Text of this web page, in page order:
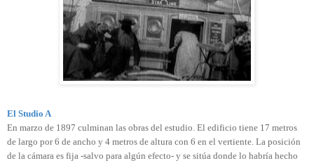
El Studio A
En marzo de 1897 culminan las obras del estudio. El edificio tiene 17 metros
de largo por 6 de ancho y 4 metros de altura con 6 en el vertiente. La posición
de la cámara es fija -salvo para algún efecto- y se sitúa donde lo habría hecho